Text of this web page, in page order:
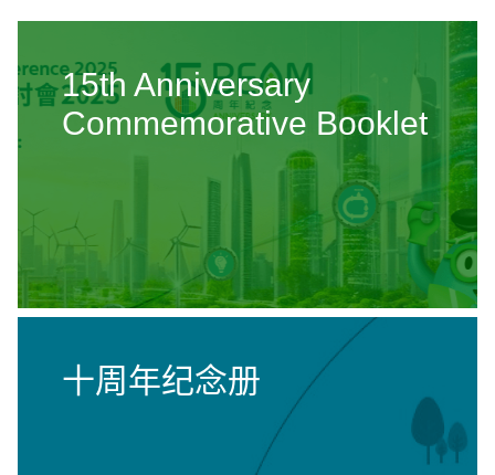
15th Anniversary
Commemorative Booklet
十周年纪念册